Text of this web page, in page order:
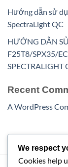
Hướng dẫn sử
SpectraLight QC
HƯỚNG DẪN
F25T8/SPX35/
SPECTRALIGHT
Recent
A WordPress
We respect
Cookies help